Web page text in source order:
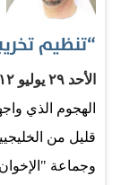
أصبحت ثقافة
المستهلكة في
محركات الطاقة
الدول
“تنظيم
الأحد ٢٩ يوليو ٢٠١٢
الهجوم الذي
قليل من
وجماعة